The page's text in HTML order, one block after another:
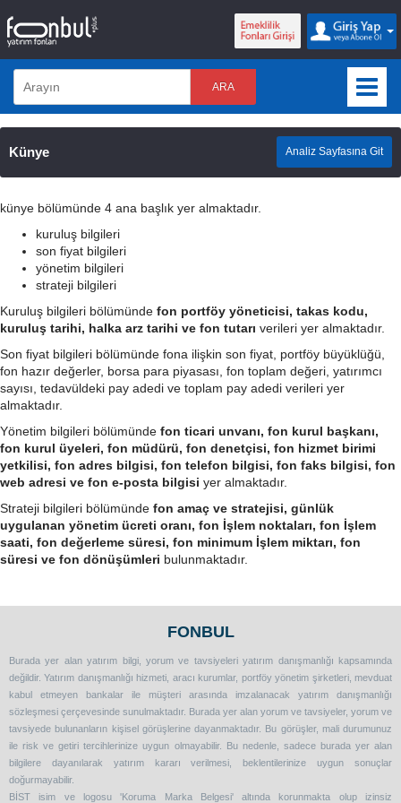
ARA
Künye Analiz Sayfasına Git
künye bölümünde 4 ana başlık yer almaktadır.
kuruluş bilgileri
son fiyat bilgileri
yönetim bilgileri
strateji bilgileri
Kuruluş bilgileri bölümünde fon portföy yöneticisi, takas kodu,
kuruluş tarihi, halka arz tarihi ve fon tutarı verileri yer almaktadır.
Son fiyat bilgileri bölümünde fona ilişkin son fiyat, portföy büyüklüğü,
fon hazır değerler, borsa para piyasası, fon toplam değeri, yatırımcı
sayısı, tedavüldeki pay adedi ve toplam pay adedi verileri yer
almaktadır.
Yönetim bilgileri bölümünde fon ticari unvanı, fon kurul başkanı,
fon kurul üyeleri, fon müdürü, fon denetçisi, fon hizmet birimi
yetkilisi, fon adres bilgisi, fon telefon bilgisi, fon faks bilgisi, fon
web adresi ve fon e-posta bilgisi yer almaktadır.
Strateji bilgileri bölümünde fon amaç ve stratejisi, günlük
uygulanan yönetim ücreti oranı, fon İşlem noktaları, fon İşlem
saati, fon değerleme süresi, fon minimum İşlem miktarı, fon
süresi ve fon dönüşümleri bulunmaktadır.
FONBUL
Burada yer alan yatırım bilgi, yorum ve tavsiyeleri yatırım danışmanlığı kapsamında
değildir. Yatırım danışmanlığı hizmeti, aracı kurumlar, portföy yönetim şirketleri, mevduat
kabul etmeyen bankalar ile müşteri arasında imzalanacak yatırım danışmanlığı
sözleşmesi çerçevesinde sunulmaktadır. Burada yer alan yorum ve tavsiyeler, yorum ve
tavsiyede bulunanların kişisel görüşlerine dayanmaktadır. Bu görüşler, mali durumunuz
ile risk ve getiri tercihlerinize uygun olmayabilir. Bu nedenle, sadece burada yer alan
bilgilere dayanılarak yatırım kararı verilmesi, beklentilerinize uygun sonuçlar
doğurmayabilir.
BİST isim ve logosu 'Koruma Marka Belgesi' altında korunmakta olup izinsiz